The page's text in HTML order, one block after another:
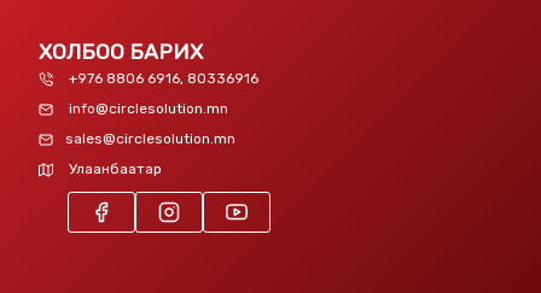
ХОЛБОО БАРИХ
+976 8806 6916, 80336916
info@circlesolution.mn
sales@circlesolution.mn
Улаанбаатар